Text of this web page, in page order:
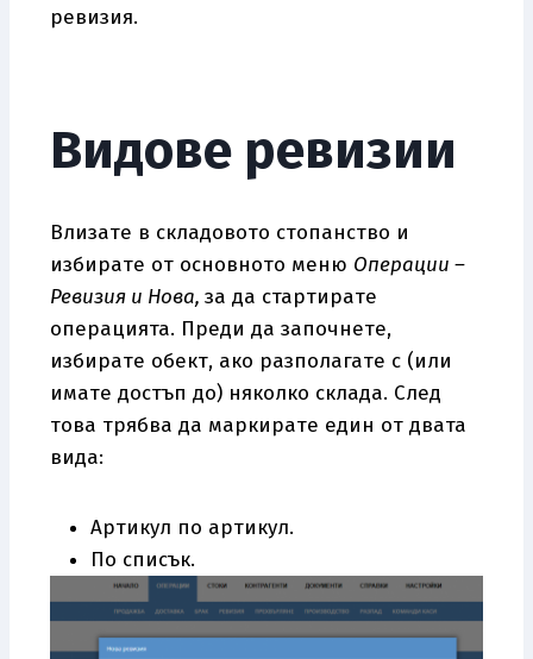
ревизия.
Видове ревизии
Влизате в складовото стопанство и
избирате от основното меню Операции –
Ревизия и Нова, за да стартирате
операцията. Преди да започнете,
избирате обект, ако разполагате с (или
имате достъп до) няколко склада. След
това трябва да маркирате един от двата
вида:
Артикул по артикул.
По списък.